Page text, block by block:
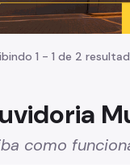
1 - 1 de 2
como